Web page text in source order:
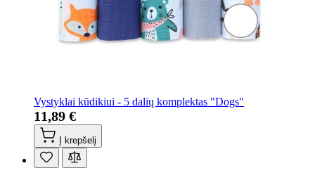
Vystyklai kūdikiui - 5 dalių komplektas "Dogs"
11,89 €
Į krepšelį